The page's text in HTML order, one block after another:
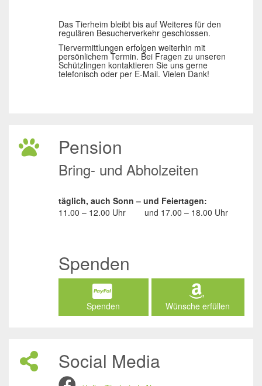
Das Tierheim bleibt bis auf Weiteres für den
regulären Besucherverkehr geschlossen.
Tiervermittlungen erfolgen weiterhin mit
persönlichem Termin. Bei Fragen zu unseren
Schützlingen kontaktieren Sie uns gerne
telefonisch oder per E-Mail. Vielen Dank!
Pension
Bring- und Abholzeiten
täglich, auch Sonn – und Feiertagen:
11.00 – 12.00 Uhr
und 17.00 – 18.00 Uhr
Spenden
Spenden Wünsche erfüllen
Social Media